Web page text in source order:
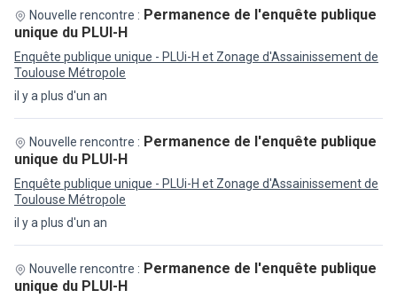
il y a plus d'un an
Nouvelle rencontre : Permanence de l'enquête publique
unique du PLUI-H
Enquête publique unique - PLUi-H et Zonage d'Assainissement de
Toulouse Métropole
il y a plus d'un an
Nouvelle rencontre : Permanence de l'enquête publique
unique du PLUI-H
Enquête publique unique - PLUi-H et Zonage d'Assainissement de
Toulouse Métropole
Nouvelle rencontre : Permanence de l'enquête publique
unique du PLUI-H